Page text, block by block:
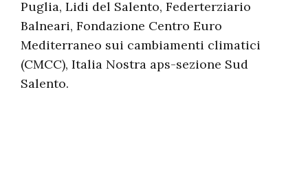
Puglia, Lidi del Salento, Federterziario
Balneari, Fondazione Centro Euro
Mediterraneo sui cambiamenti climatici
(CMCC), Italia Nostra aps-sezione Sud
Salento.